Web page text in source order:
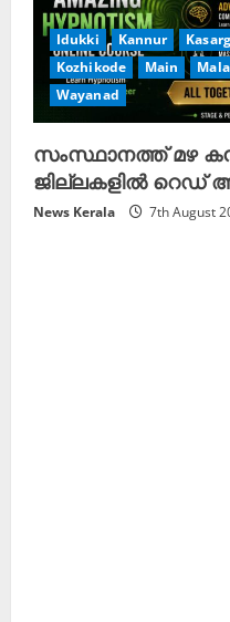
Idukki Kannur
Kozhikode
Main
Wayanad
സംസ്ഥാനത്ത് മഴ
ജില്ലകളിൽ റെഡ്
News Kerala 7th August